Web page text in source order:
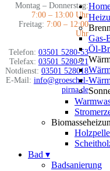
Montag – Donnerstag:
7:00 – 13:00 Uhr
Freitag: 7:00 – 12:00
Uhr
Telefon: 03501 5280-53
Telefax: 03501 5280-21
Notdienst: 03501 528018
E-Mail: info@groeschel-
pirna.de
Gas-
Öl-
Bad ▾
Badsanierung